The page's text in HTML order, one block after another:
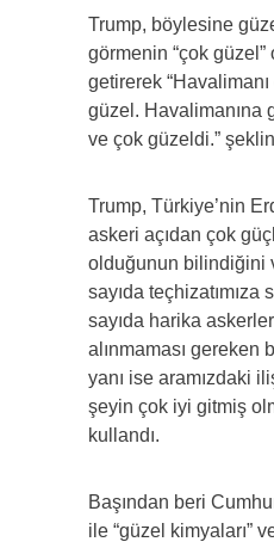
Trump, böylesine
görmenin “çok
getirerek
güzel. Havalimanına
ve çok güzeldi.”
Trump, Türkiye’nin
askeri açıdan çok
olduğunun bilindiğini
sayıda teçhizatımıza
sayıda harika
alınmaması gereken
yanı ise aramızdaki
şeyin çok iyi gitmiş
kullandı.
Başından beri
ile “güzel kimyaları”